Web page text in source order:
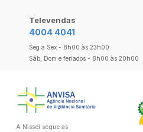
Televendas
4004 4041
Seg a Sex - 8h00 às 23h00
Sáb, Dom e feriados - 8h00 às 20h00
A Nissei segue as